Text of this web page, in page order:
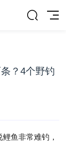
？4个野钓
鱼非常难钓，